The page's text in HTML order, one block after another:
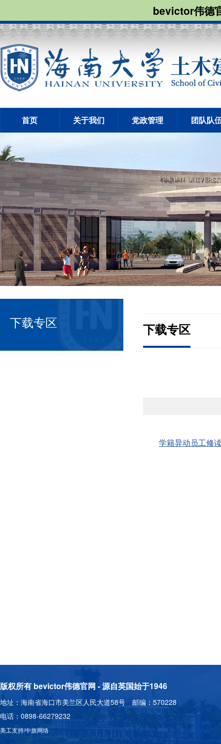
bevictor伟德
首页 关于我们 党政管理 团队队
下载专区
下载专区
学籍异动员工修
版权所有 bevictor伟德官网 - 源自英国始于1946
地址：海南省海口市美兰区人民大道58号 邮编：570228
电话：0898-66279232
美工支持/中旗网络